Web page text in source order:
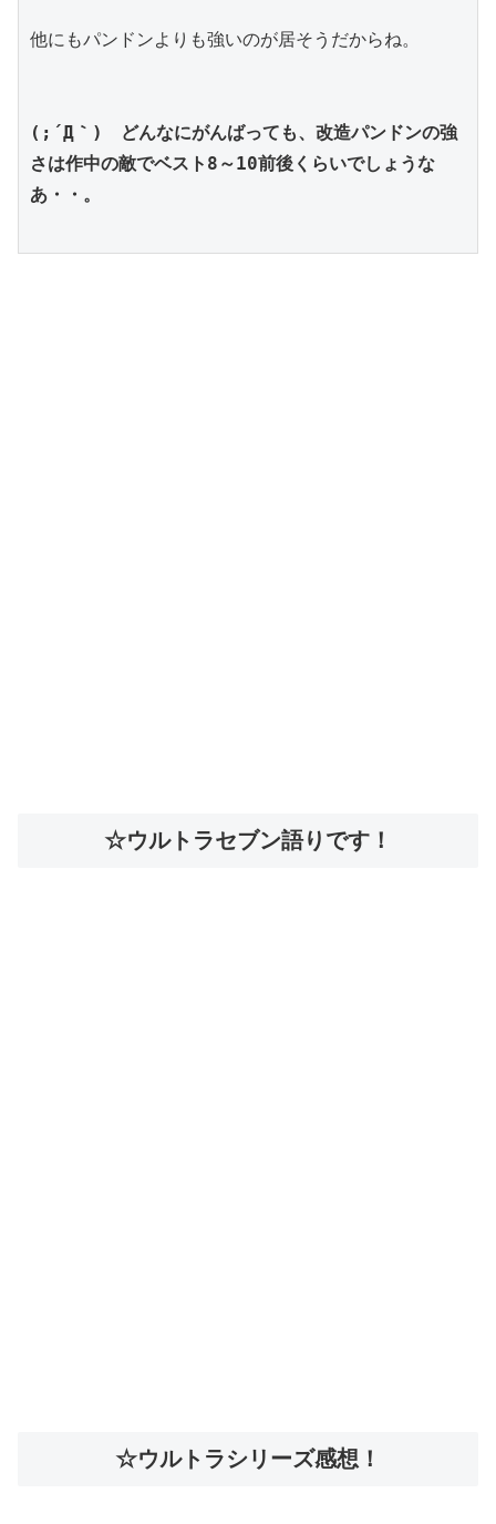
他にもパンドンよりも強いのが居そうだからね。
(;´Д｀)　どんなにがんばっても、改造パンドンの強
さは作中の敵でベスト8～10前後くらいでしょうな
あ・・。
☆ウルトラセブン語りです！
☆ウルトラシリーズ感想！